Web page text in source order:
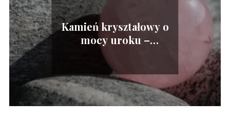
Kamień kryształowy o
mocy uroku –
właściwości kwarcu
różowego